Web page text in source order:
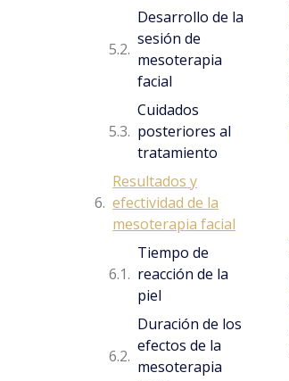
Desarrollo de la
sesión de
mesoterapia
facial
Cuidados
posteriores al
tratamiento
Resultados y
efectividad de la
mesoterapia facial
Tiempo de
reacción de la
piel
Duración de los
efectos de la
mesoterapia